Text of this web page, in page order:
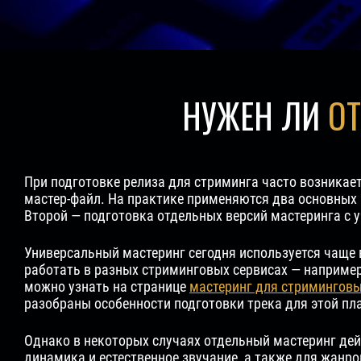
НУЖЕН ЛИ
При подготовке релиза для стриминга часто
мастер-файл. На практике применяются два
Второй — подготовка отдельных версий мастеринга с
Универсальный мастеринг сегодня используется
работать в разных стриминговых сервисах —
можно узнать на странице мастеринг для
разобраны особенности подготовки трека для этой
Однако в некоторых случаях отдельный мастеринг
динамика и естественное звучание, а также для